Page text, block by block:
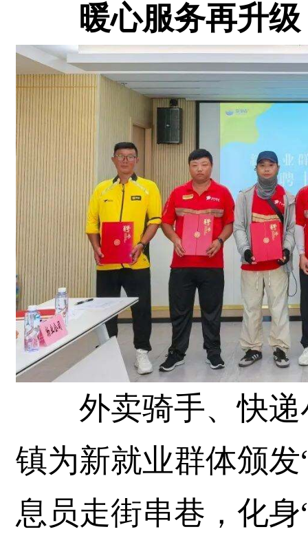
暖心服务再升级
外卖骑手、快递
镇为新就业群体颁
息员走街串巷，化